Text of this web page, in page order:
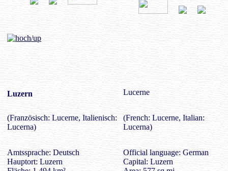
Luzern Lucerne
(Französisch: Lucerne, Italienisch:
Lucerna)
(French: Lucerne, Italian:
Lucerna)
Amtssprache: Deutsch
Hauptort: Luzern
Official language: German
Capital: Luzern